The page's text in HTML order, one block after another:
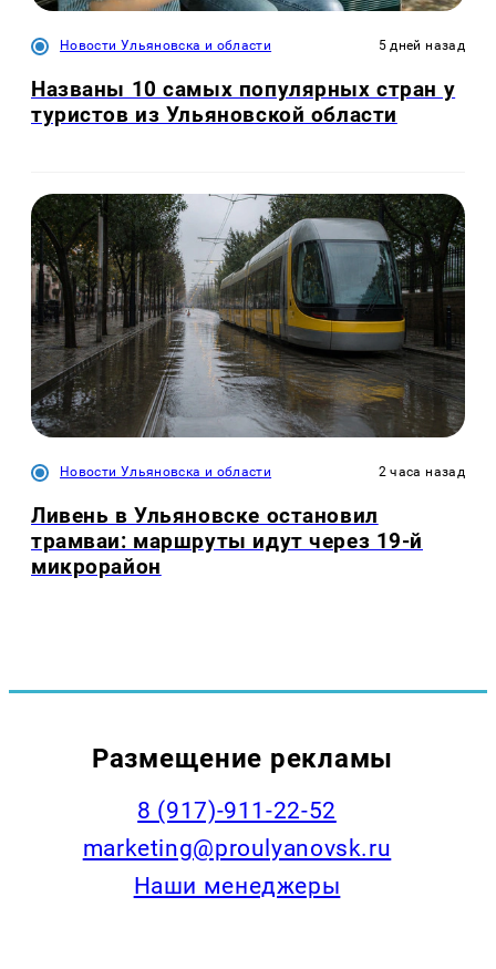
Новости Ульяновска и области 5 дней назад
Названы 10 самых популярных стран у
туристов из Ульяновской области
Новости Ульяновска и области 2 часа назад
Ливень в Ульяновске остановил
трамваи: маршруты идут через 19-й
микрорайон
Размещение рекламы
8 (917)-911-22-52
marketing@proulyanovsk.ru
Наши менеджеры